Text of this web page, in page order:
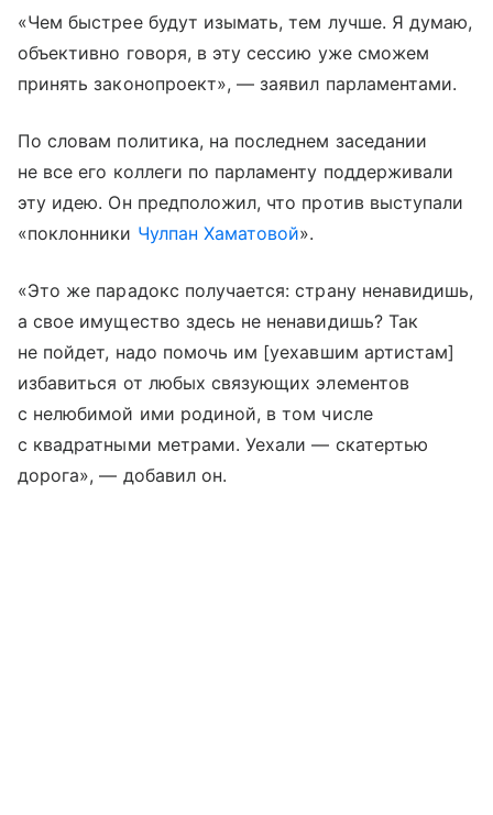
«Чем быстрее будут изымать, тем лучше. Я думаю,
объективно говоря, в эту сессию уже сможем
принять законопроект», — заявил парламентами.
По словам политика, на последнем заседании
не все его коллеги по парламенту поддерживали
эту идею. Он предположил, что против выступали
«поклонники Чулпан Хаматовой».
«Это же парадокс получается: страну ненавидишь,
а свое имущество здесь не ненавидишь? Так
не пойдет, надо помочь им [уехавшим артистам]
избавиться от любых связующих элементов
с нелюбимой ими родиной, в том числе
с квадратными метрами. Уехали — скатертью
дорога», — добавил он.